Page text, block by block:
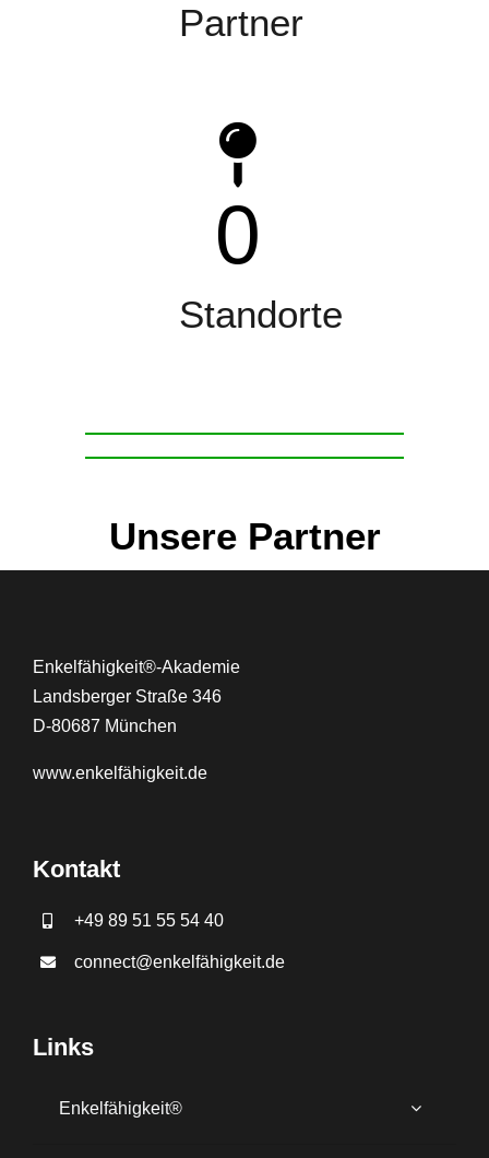
Partner
0
Standorte
Unsere Partner
Enkelfähigkeit®-Akademie
Landsberger Straße 346
D-80687 München
www.enkelfähigkeit.de
Kontakt
+49 89 51 55 54 40
connect@enkelfähigkeit.de
Links
Enkelfähigkeit®